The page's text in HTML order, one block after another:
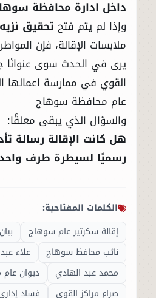
داخل ادارة محافظة
وإذا لم يتم فتح تحقيق
ملابسات الإقالة، فإن
يرى في الحدث سوى عنوانًا
القوي في ممارسة اعمالها
عام محافظة سوهاج
والسؤال الذي يبقى معلقًا:
هل كانت الإقالة رسالة
رسميًا لسيطرة طرف
الكلمات المفتاحية:
إقالة سكرتير عام سوهاج
نائب محافظ سوهاج
علاء عبد
محمد عبد الهادي
ديوان
صراع مراكز القوى
فساد